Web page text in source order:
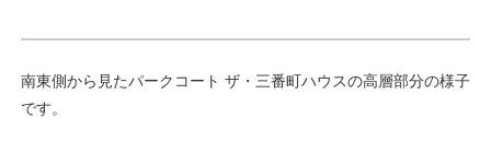
南東側から見たパークコート ザ・三番町ハウスの高層部分の様子
です。